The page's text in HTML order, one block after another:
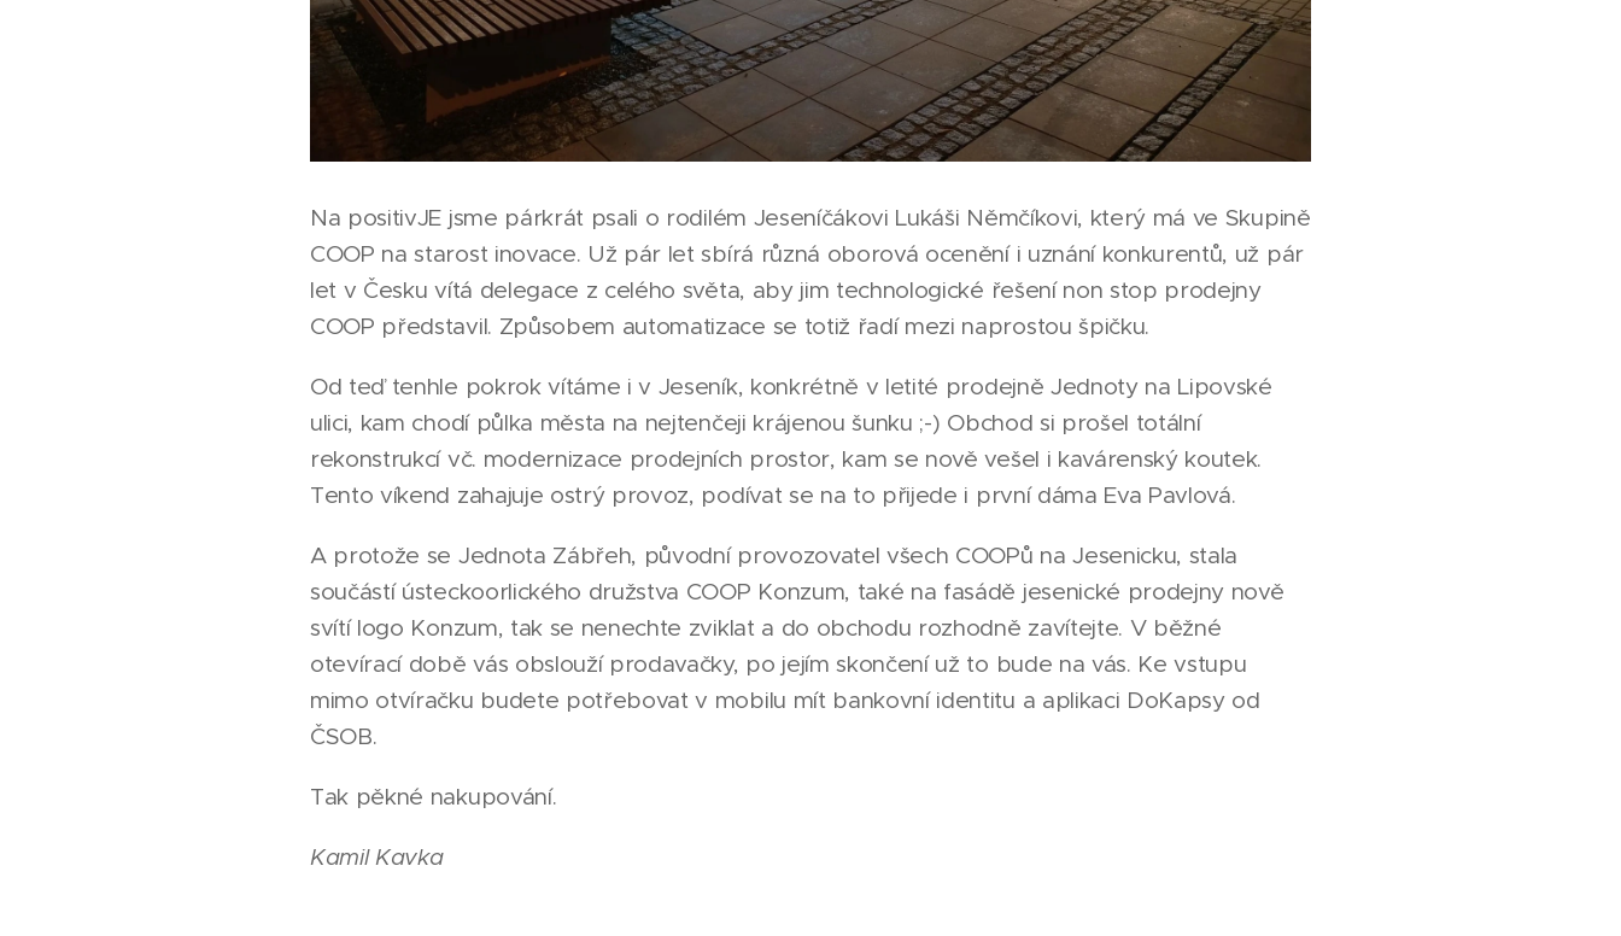
Na positivJE jsme párkrát psali o rodilém Jeseníčákovi Lukáši Němčíkovi, který má ve Skupině
COOP na starost inovace. Už pár let sbírá různá oborová ocenění i uznání konkurentů, už pár
let v Česku vítá delegace z celého světa, aby jim technologické řešení non stop prodejny
COOP představil. Způsobem automatizace se totiž řadí mezi naprostou špičku.
Od teď tenhle pokrok vítáme i v Jeseník, konkrétně v letité prodejně Jednoty na Lipovské
ulici, kam chodí půlka města na nejtenčeji krájenou šunku ;-) Obchod si prošel totální
rekonstrukcí vč. modernizace prodejních prostor, kam se nově vešel i kavárenský koutek.
Tento víkend zahajuje ostrý provoz, podívat se na to přijede i první dáma Eva Pavlová.
A protože se Jednota Zábřeh, původní provozovatel všech COOPů na Jesenicku, stala
součástí ústeckoorlického družstva COOP Konzum, také na fasádě jesenické prodejny nově
svítí logo Konzum, tak se nenechte zviklat a do obchodu rozhodně zavítejte. V běžné
otevírací době vás obslouží prodavačky, po jejím skončení už to bude na vás. Ke vstupu
mimo otvíračku budete potřebovat v mobilu mít bankovní identitu a aplikaci DoKapsy od
ČSOB.
Tak pěkné nakupování.
Kamil Kavka